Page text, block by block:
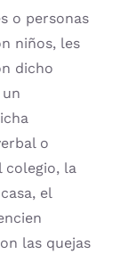
o personas
niños, les
dicho
o
colegio, la
el
las quejas